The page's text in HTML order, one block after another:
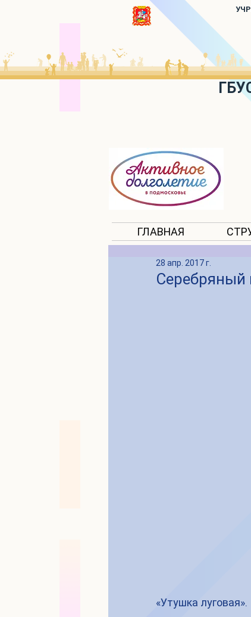
ГЛАВНАЯ
Серебряный
28 апр. 2017 г.
«Утушка луговая».